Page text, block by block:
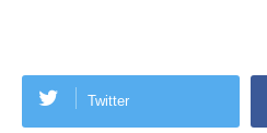
Twitter